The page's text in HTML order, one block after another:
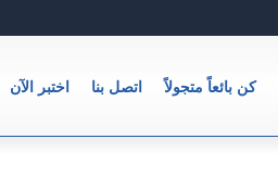
كن بائعاً متجولاً اتصل بنا اختبر الآن